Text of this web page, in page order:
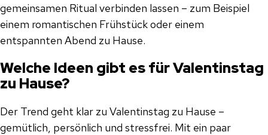
gemeinsamen Ritual verbinden lassen – zum Beispiel
einem romantischen Frühstück oder einem
entspannten Abend zu Hause.
Welche Ideen gibt es für Valentinstag
zu Hause?
Der Trend geht klar zu Valentinstag zu Hause –
gemütlich, persönlich und stressfrei. Mit ein paar